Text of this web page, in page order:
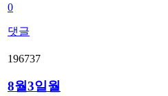
0
댓글
196737
8월3일월